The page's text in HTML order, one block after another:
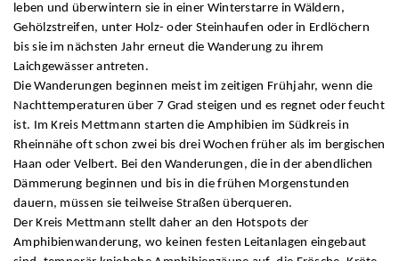
leben und überwintern sie in einer Winterstarre in Wäldern,
Gehölzstreifen, unter Holz- oder Steinhaufen oder in Erdlöchern
bis sie im nächsten Jahr erneut die Wanderung zu ihrem
Laichgewässer antreten.
Die Wanderungen beginnen meist im zeitigen Frühjahr, wenn die
Nachttemperaturen über 7 Grad steigen und es regnet oder feucht
ist. Im Kreis Mettmann starten die Amphibien im Südkreis in
Rheinnähe oft schon zwei bis drei Wochen früher als im bergischen
Haan oder Velbert. Bei den Wanderungen, die in der abendlichen
Dämmerung beginnen und bis in die frühen Morgenstunden
dauern, müssen sie teilweise Straßen überqueren.
Der Kreis Mettmann stellt daher an den Hotspots der
Amphibienwanderung, wo keinen festen Leitanlagen eingebaut